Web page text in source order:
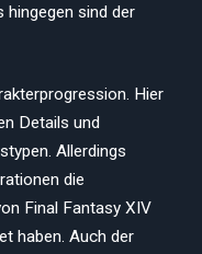
hingegen sind der
Hier
Details und
Allerdings
die
Final Fantasy XIV
haben. Auch der